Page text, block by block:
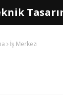
İş Merkezi